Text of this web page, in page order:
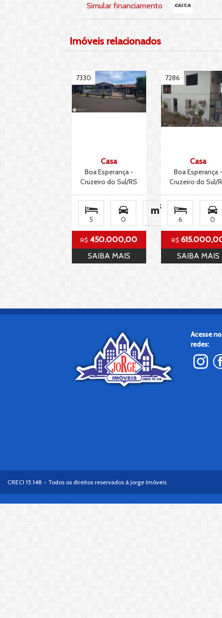
Simular financiamento
Imóveis relacionados
7330
Casa
Boa Esperança -
Cruzeiro do Sul/RS
5 0
R$ 450.000,00
SAIBA MAIS
7286
Casa
Boa Esperança -
Cruzeiro do Sul/
6 0
R$
SAIBA MAIS
Acesse
redes:
CRECI 15.148 - Todos os direitos reservados à Jorge Imóveis